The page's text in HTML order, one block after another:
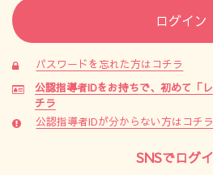
ログイン
パスワードを忘れた方はコチラ
公認指導者IDをお持ちで、初めて「
チラ
公認指導者IDが分からない方はコチラ
SNSでログ